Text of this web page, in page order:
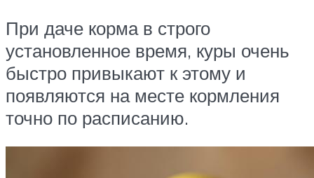
При даче корма в строго
установленное время, куры очень
быстро привыкают к этому и
появляются на месте кормления
точно по расписанию.